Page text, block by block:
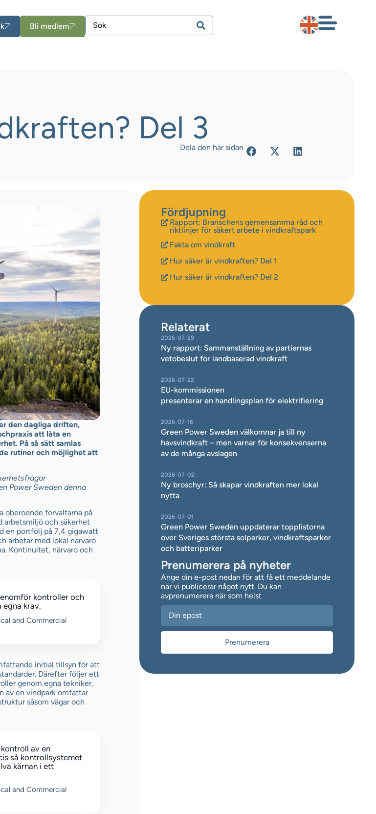
Bli medlem
Del 3
Dela den här sidan
den dagliga driften,
att låta en
På så sätt samlas
rutiner och möjlighet att
Power Sweden denna
oberoende förvaltarna på
arbetsmiljö och säkerhet
en portfölj på 7,4 gigawatt
arbetar med lokal närvaro
Kontinuitet, närvaro och
kontroller och
krav.
and Commercial
initial tillsyn för att
Därefter följer ett
genom egna tekniker,
av en vindpark omfattar
såsom vägar och
av en
så kontrollsystemet
kärnan i ett
and Commercial
Fördjupning
Rapport: Branschens gemensamma råd och
riktlinjer för säkert arbete i vindkraftspark
Fakta om vindkraft
Hur säker är vindkraften? Del 1
Hur säker är vindkraften? Del 2
Relaterat
2026-07-29
Ny rapport: Sammanställning av partiernas
vetobeslut för landbaserad vindkraft
2026-07-22
EU-kommissionen
presenterar en handlingsplan för elektrifiering
2026-07-16
Green Power Sweden välkomnar ja till ny
havsvindkraft – men varnar för konsekvenserna
av de många avslagen
2026-07-02
Ny broschyr: Så skapar vindkraften mer lokal
nytta
2026-07-01
Green Power Sweden uppdaterar topplistorna
över Sveriges största solparker, vindkraftsparker
och batteriparker
Prenumerera på nyheter
Ange din e-post nedan för att få ett meddelande
när vi publicerar något nytt. Du kan
avprenumerera när som helst